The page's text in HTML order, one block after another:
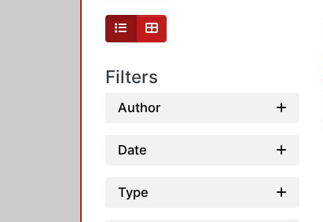
Filters
Author
Date
Type